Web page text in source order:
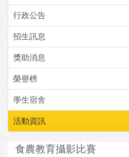
行政公告
招生訊息
獎助消息
榮譽榜
學生宿舍
活動資訊
食農教育攝影比賽